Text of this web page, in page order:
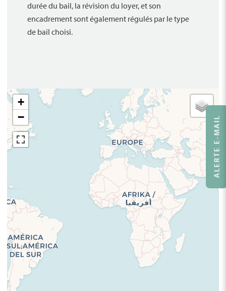
ALERTE E-MAIL
durée du bail, la révision du loyer, et son
encadrement sont également régulés par le type
de bail choisi.
+
−